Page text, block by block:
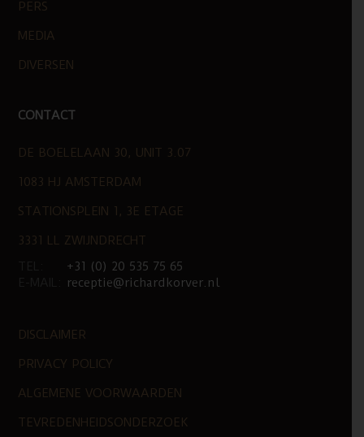
PERS
MEDIA
DIVERSEN
CONTACT
DE BOELELAAN 30, UNIT 3.07
1083 HJ AMSTERDAM
STATIONSPLEIN 1, 3E ETAGE
3331 LL ZWIJNDRECHT
+31 (0) 20 535 75 65
receptie@richardkorver.nl
DISCLAIMER
PRIVACY POLICY
ALGEMENE VOORWAARDEN
TEVREDENHEIDSONDERZOEK